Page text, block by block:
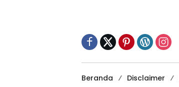
Beranda Disclaimer